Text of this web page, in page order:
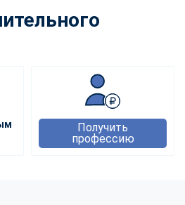
Получить
профессию